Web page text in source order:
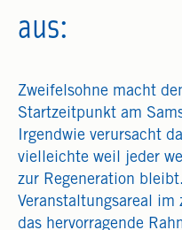
aus:
Zweifelsohne macht
Startzeitpunkt am
Irgendwie verursacht
vielleichte weil jeder
zur Regeneration
Veranstaltungsareal im
das hervorragende